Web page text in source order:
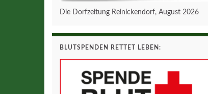
Die Dorfzeitung Reinickendorf, August 2026
BLUTSPENDEN RETTET LEBEN: